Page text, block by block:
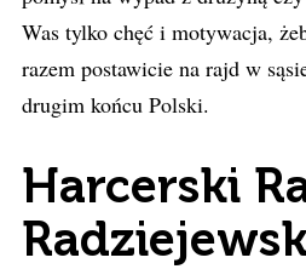
Was tylko chęć i motywacja,
razem postawicie na rajd w
drugim końcu Polski.
Harcerski